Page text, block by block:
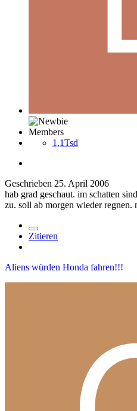
Members
1,1Tsd
Geschrieben 25. April 2006
hab grad geschaut. im schatten
zu. soll ab morgen wieder regnen.
Zitieren
Aliens würden Honda fahren!!!